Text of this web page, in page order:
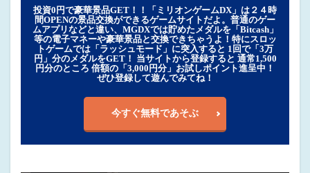
投資0円で豪華景品GET！！「ミリオンゲームDX」は２４時
間OPENの景品交換ができるゲームサイトだよ。普通のゲー
ムアプリなどと違い、MGDXでは貯めたメダルを「Bitcash」
等の電子マネーや豪華景品と交換できちゃうよ！特にスロッ
トゲームでは「ラッシュモード」に突入すると 1回で「3万
円」分のメダルをGET！ 当サイトから登録すると 通常1,500
円分のところ 倍額の「3,000円分」お試しポイント進呈中！
ぜひ登録して遊んでみてね！
今すぐ無料であそぶ